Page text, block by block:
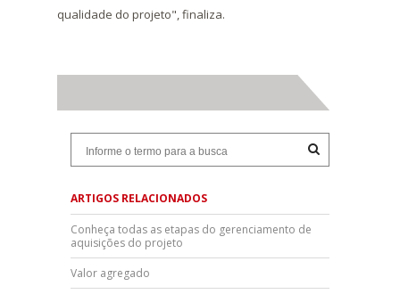
qualidade do projeto", finaliza.
ARTIGOS RELACIONADOS
Conheça todas as etapas do gerenciamento de
aquisições do projeto
Valor agregado